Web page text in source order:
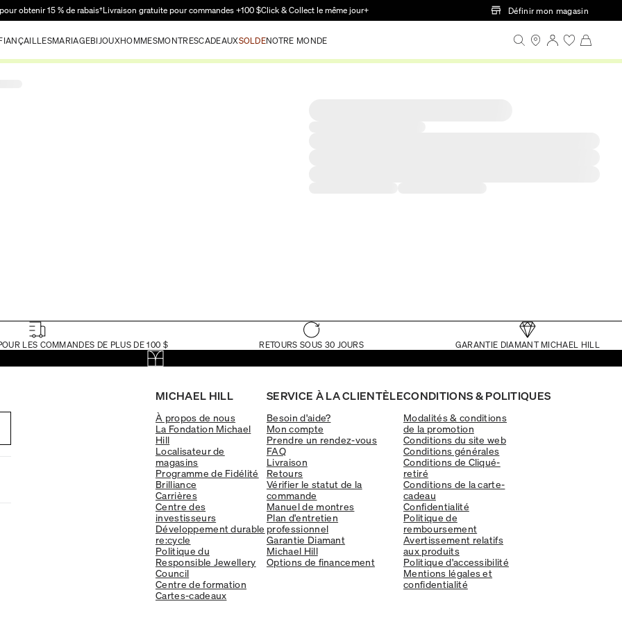
Passer au contenu principal
obtenir 15 % de rabais†Livraison gratuite pour commandes +100 $Click & Collect le même jour+ Définir mon magasin
MARIAGEBIJOUXHOMMESMONTRESCADEAUXSOLDENOTRE MONDE
LES COMMANDES DE PLUS DE 100 $ RETOURS SOUS 30 JOURS GARANTIE DIAMANT MICHAEL HILL
MICHAEL HILL
À propos de nous
La Fondation Michael
Hill
Localisateur de
magasins
Programme de Fidélité
Brilliance
Carrières
Centre des
investisseurs
Développement durable
re:cycle
Politique du
Responsible Jewellery
Council
Centre de formation
Cartes-cadeaux
SERVICE À LA CLIENTÈLE
Besoin d'aide?
Mon compte
Prendre un rendez-vous
FAQ
Livraison
Retours
Vérifier le statut de la
commande
Manuel de montres
Plan d'entretien
professionnel
Garantie Diamant
Michael Hill
Options de financement
CONDITIONS & POLITIQUES
Modalités & conditions
de la promotion
Conditions du site web
Conditions générales
Conditions de Cliqué-
retiré
Conditions de la carte-
cadeau
Confidentialité
Politique de
remboursement
Avertissement relatifs
aux produits
Politique d'accessibilité
Mentions légales et
confidentialité